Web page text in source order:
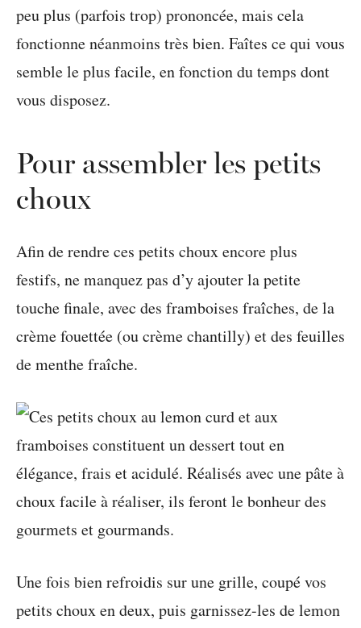
peu plus (parfois trop) prononcée, mais cela
fonctionne néanmoins très bien. Faîtes ce qui vous
semble le plus facile, en fonction du temps dont
vous disposez.
Pour assembler les petits
choux
Afin de rendre ces petits choux encore plus
festifs, ne manquez pas d’y ajouter la petite
touche finale, avec des framboises fraîches, de la
crème fouettée (ou crème chantilly) et des feuilles
de menthe fraîche.
Une fois bien refroidis sur une grille, coupé vos
petits choux en deux, puis garnissez-les de lemon